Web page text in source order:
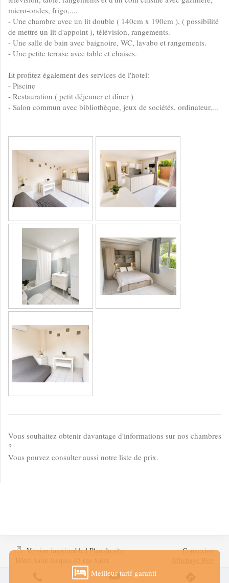
Meilleur tarif garanti
micro-ondes, frigo,....
- Une chambre avec un lit double ( 140cm x 190cm ), ( possibilité
de mettre un lit d'appoint ), télévision, rangements.
- Une salle de bain avec baignoire, WC, lavabo et rangements.
- Une petite terrase avec table et chaises.​
Et profitez également des services de l'hotel:
- Piscine
- Restauration ( petit déjeuner et dîner )
- Salon commun avec bibliothèque, jeux de sociétés, ordinateur,...
Vous souhaitez obtenir davantage d'informations sur nos chambres
?
Vous pouvez consulter aussi notre liste de prix.
Version imprimable| Plan du site
Jacques 66690 Sorède 0468890060
hotelstjacques@wanadoo.fr
Connexion